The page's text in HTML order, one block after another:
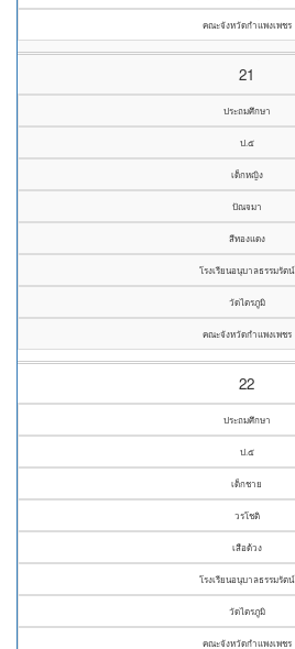
คณะจังหวัดกำแพงเพชร
21
ประถมศึกษา
ป.๕
เด็กหญิง
ปัณจมา
สีทองแดง
โรงเรียนอนุบาลธรรมรัตน์
วัดไตรภูมิ
คณะจังหวัดกำแพงเพชร
22
ประถมศึกษา
ป.๕
เด็กชาย
วรโชติ
เสือด้วง
โรงเรียนอนุบาลธรรมรัตน์
วัดไตรภูมิ
คณะจังหวัดกำแพงเพชร